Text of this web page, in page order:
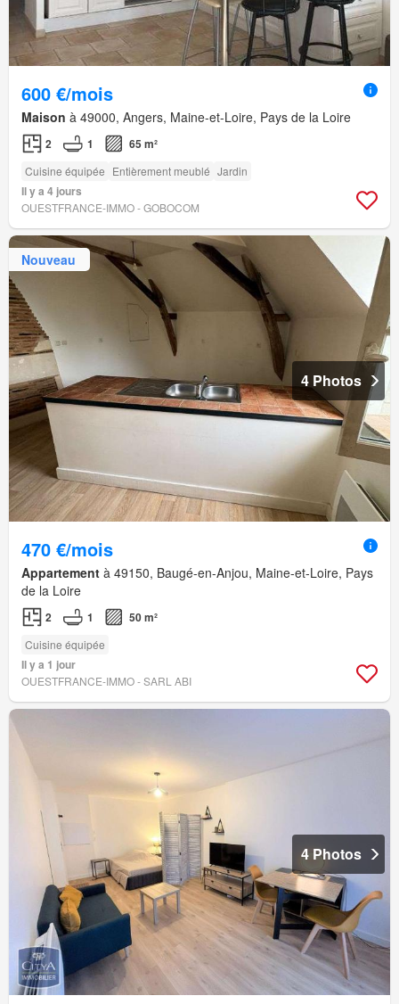
600 €/mois
Maison à 49000, Angers, Maine-et-Loire, Pays de la Loire
2 1 65 m²
Cuisine équipée Entièrement meublé Jardin
Il y a 4 jours
OUESTFRANCE-IMMO - GOBOCOM
Nouveau
4 Photos
470 €/mois
Appartement à 49150, Baugé-en-Anjou, Maine-et-Loire, Pays
de la Loire
2 1 50 m²
Cuisine équipée
Il y a 1 jour
OUESTFRANCE-IMMO - SARL ABI
4 Photos